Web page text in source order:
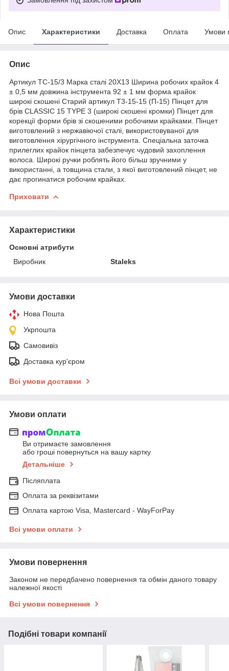
Опис Характеристики Доставка Оплата Умови
Опис
Артикул TC-15/3 Марка сталі 20Х13 Ширина робочих крайок 4
± 0,5 мм довжина інструмента 92 ± 1 мм форма крайок
широкі скошені Старий артикул T3-15-15 (П-15) Пінцет для
брів CLASSIC 15 TYPE 3 (широкі скошені кромки) Пінцет для
корекції форми брів зі скошеними робочими крайками. Пінцет
виготовлений з нержавіючої сталі, використовуваної для
виготовлення хірургічного інструмента. Спеціальна заточка
прилеглих крайок пінцета забезпечує чудовий захоплення
волоса. Широкі ручки роблять його більш зручними у
використанні, а товщина стали, з якої виготовлений пінцет, не
дає прогинатися робочим крайках.
Приховати
Характеристики
Основні атрибути
Виробник
Staleks
Умови доставки
Нова Пошта
Укрпошта
Самовивіз
Доставка кур'єром
Всі умови доставки
Умови оплати
Ви отримаєте замовлення
або гроші повернуться на вашу картку
Детальніше
Післяплата
Оплата за реквізитами
Оплата картою Visa, Mastercard - WayForPay
Всі умови оплати
Умови повернення
Законом не передбачено повернення та обмін даного товару
належної якості
Всі умови повернення
Подібні товари компанії